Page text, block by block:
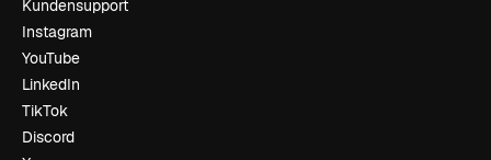
Kundensupport
Instagram
YouTube
LinkedIn
TikTok
Discord